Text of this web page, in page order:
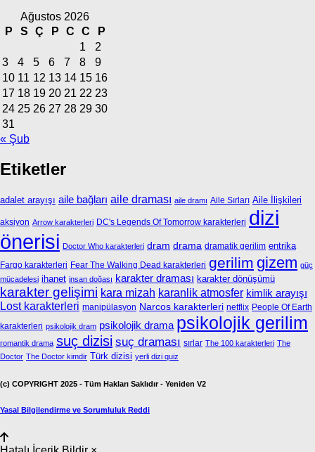
Ağustos 2026
P
S Ç P C C
P
1
2
3
4 5 6 7 8
9
10 11 12 13 14 15 16
17 18 19 20 21 22 23
24 25 26 27 28 29 30
31
« Şub
Etiketler
adalet arayışı aile bağları aile draması aile dramı Aile Sırları Aile İlişkileri
aksiyon Arrow karakterleri DC's Legends Of Tomorrow karakterleri dizi
önerisi Doctor Who karakterleri dram drama dramatik gerilim entrika
Fargo karakterleri Fear The Walking Dead karakterleri gerilim gizem güç
mücadelesi ihanet insan doğası karakter draması karakter dönüşümü
karakter gelişimi kara mizah karanlik atmosfer kimlik arayışı
Lost karakterleri manipülasyon Narcos karakterleri netflix People Of Earth
karakterleri psikolojik dram psikolojik drama psikolojik gerilim
romantik drama suç dizisi suç draması sırlar The 100 karakterleri The
Doctor The Doctor kimdir Türk dizisi yerli dizi quiz
(c) COPYRIGHT 2025 - Tüm Hakları Saklıdır - Yeniden V2
Yasal Bilgilendirme ve Sorumluluk Reddi